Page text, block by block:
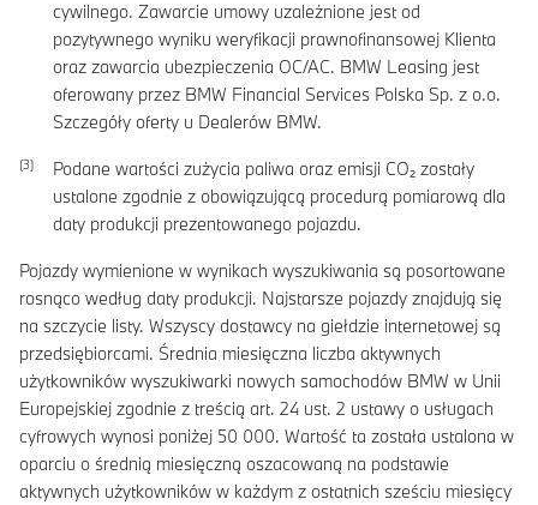
cywilnego. Zawarcie umowy uzależnione jest od
pozytywnego wyniku weryfikacji prawnofinansowej Klienta
oraz zawarcia ubezpieczenia OC/AC. BMW Leasing jest
oferowany przez BMW Financial Services Polska Sp. z o.o.
Szczegóły oferty u Dealerów BMW.
Podane wartości zużycia paliwa oraz emisji CO₂ zostały
ustalone zgodnie z obowiązującą procedurą pomiarową dla
daty produkcji prezentowanego pojazdu.
Pojazdy wymienione w wynikach wyszukiwania są posortowane
rosnąco według daty produkcji. Najstarsze pojazdy znajdują się
na szczycie listy. Wszyscy dostawcy na giełdzie internetowej są
przedsiębiorcami. Średnia miesięczna liczba aktywnych
użytkowników wyszukiwarki nowych samochodów BMW w Unii
Europejskiej zgodnie z treścią art. 24 ust. 2 ustawy o usługach
cyfrowych wynosi poniżej 50 000. Wartość ta została ustalona w
oparciu o średnią miesięczną oszacowaną na podstawie
aktywnych użytkowników w każdym z ostatnich sześciu miesięcy